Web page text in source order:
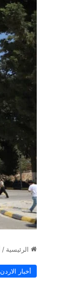
الرئيسية /
أخبار الاردن